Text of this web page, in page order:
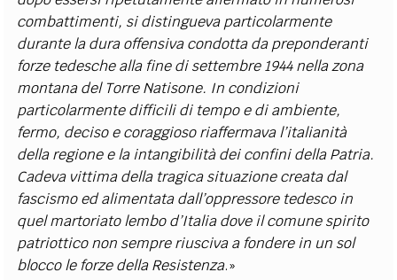
combattimenti, si distingueva particolarmente
durante la dura offensiva condotta da preponderanti
forze tedesche alla fine di settembre 1944 nella zona
montana del Torre Natisone. In condizioni
particolarmente difficili di tempo e di ambiente,
fermo, deciso e coraggioso riaffermava l’italianità
della regione e la intangibilità dei confini della Patria.
Cadeva vittima della tragica situazione creata dal
fascismo ed alimentata dall’oppressore tedesco in
quel martoriato lembo d’Italia dove il comune spirito
patriottico non sempre riusciva a fondere in un sol
blocco le forze della Resistenza.»